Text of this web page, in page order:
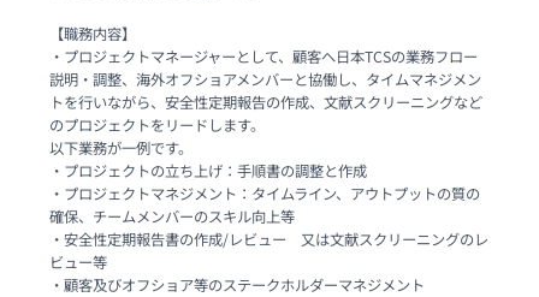
【職務内容】
・プロジェクトマネージャーとして、顧客へ日本TCSの業務フロー
説明・調整、海外オフショアメンバーと協働し、タイムマネジメン
トを行いながら、安全性定期報告の作成、文献スクリーニングなど
のプロジェクトをリードします。
以下業務が一例です。
・プロジェクトの立ち上げ：手順書の調整と作成
・プロジェクトマネジメント：タイムライン、アウトプットの質の
確保、チームメンバーのスキル向上等
・安全性定期報告書の作成/レビュー　又は文献スクリーニングのレ
ビュー等
・顧客及びオフショア等のステークホルダーマネジメント